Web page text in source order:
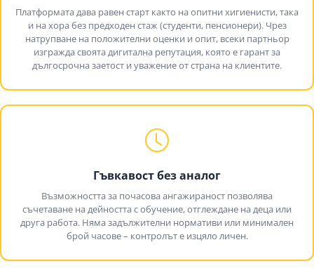
Платформата дава равен старт както на опитни хигиенисти, така
и на хора без предходен стаж (студенти, пенсионери). Чрез
натрупване на положителни оценки и опит, всеки партньор
изгражда своята дигитална репутация, която е гарант за
дългосрочна заетост и уважение от страна на клиентите.
Гъвкавост без аналог
Възможността за почасова ангажираност позволява
съчетаване на дейността с обучение, отглеждане на деца или
друга работа. Няма задължителни нормативи или минимален
брой часове – контролът е изцяло личен.